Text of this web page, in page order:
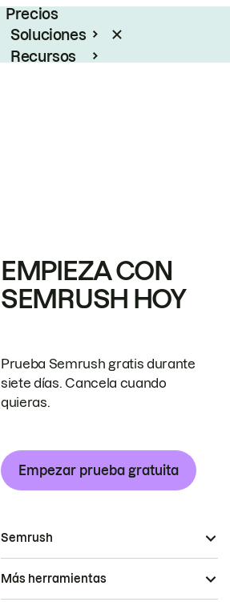
Precios
Soluciones
Recursos
EMPIEZA CON
SEMRUSH HOY
Prueba Semrush gratis durante
siete días. Cancela cuando
quieras.
Empezar prueba gratuita
Semrush
Más herramientas